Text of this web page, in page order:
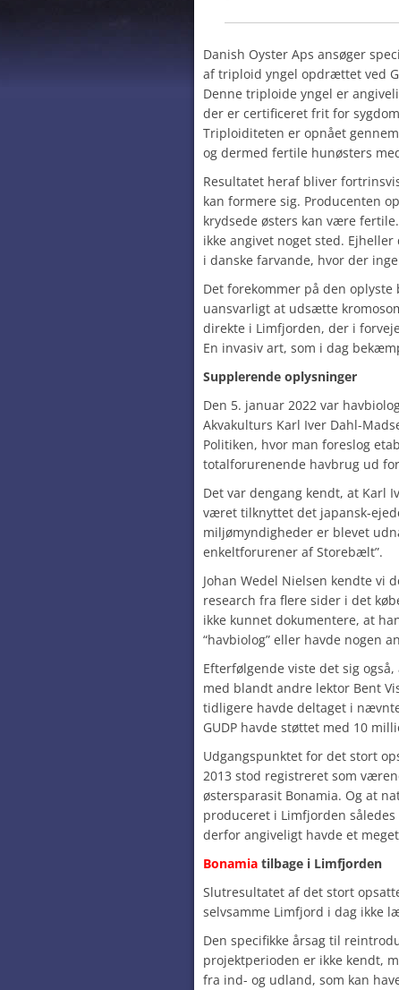
Danish Oyster Aps ansøger
af triploid yngel opdrættet ved
Denne triploide yngel er
der er certificeret frit for
Triploiditeten er opnået
og dermed fertile hunøsters
Resultatet heraf bliver
kan formere sig. Producenten
krydsede østers kan være
ikke angivet noget sted.
i danske farvande, hvor der
Det forekommer på den
uansvarligt at udsætte
direkte i Limfjorden, der i
En invasiv art, som i dag
Supplerende oplysninger
Den 5. januar 2022 var
Akvakulturs Karl Iver Dahl-
Politiken, hvor man foreslog
totalforurenende havbrug ud
Det var dengang kendt, at Karl
været tilknyttet det japansk-
miljømyndigheder er blevet
enkeltforurener af Storebælt”.
Johan Wedel Nielsen kendte vi
research fra flere sider i det
ikke kunnet dokumentere, at
“havbiolog” eller havde nogen
Efterfølgende viste det sig
med blandt andre lektor Bent
tidligere havde deltaget i
GUDP havde støttet med 10
Udgangspunktet for det stort
2013 stod registreret som
østersparasit Bonamia. Og at
produceret i Limfjorden
derfor angiveligt havde et
Bonamia tilbage i Limfjorden
Slutresultatet af det stort
selvsamme Limfjord i dag ikke
Den specifikke årsag til
projektperioden er ikke kendt,
fra ind- og udland, som kan